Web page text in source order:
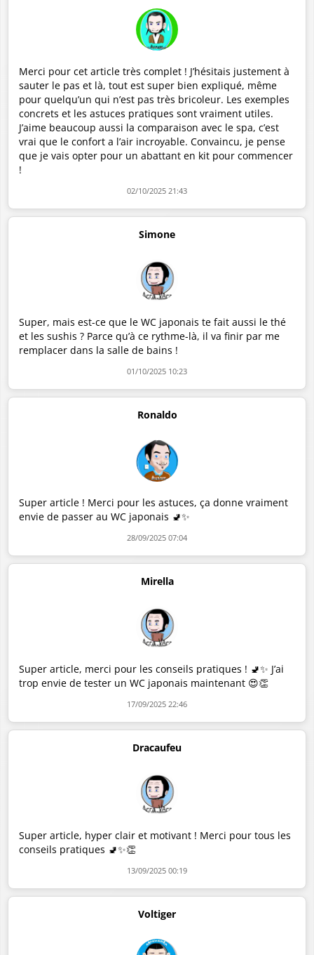
Merci pour cet article très complet ! J’hésitais justement à
sauter le pas et là, tout est super bien expliqué, même
pour quelqu’un qui n’est pas très bricoleur. Les exemples
concrets et les astuces pratiques sont vraiment utiles.
J’aime beaucoup aussi la comparaison avec le spa, c’est
vrai que le confort a l’air incroyable. Convaincu, je pense
que je vais opter pour un abattant en kit pour commencer
!
02/10/2025 21:43
Simone
Super, mais est-ce que le WC japonais te fait aussi le thé
et les sushis ? Parce qu’à ce rythme-là, il va finir par me
remplacer dans la salle de bains !
01/10/2025 10:23
Ronaldo
Super article ! Merci pour les astuces, ça donne vraiment
envie de passer au WC japonais 🚽✨
28/09/2025 07:04
Mirella
Super article, merci pour les conseils pratiques ! 🚽✨ J’ai
trop envie de tester un WC japonais maintenant 😍👏
17/09/2025 22:46
Dracaufeu
Super article, hyper clair et motivant ! Merci pour tous les
conseils pratiques 🚽✨👏
13/09/2025 00:19
Voltiger